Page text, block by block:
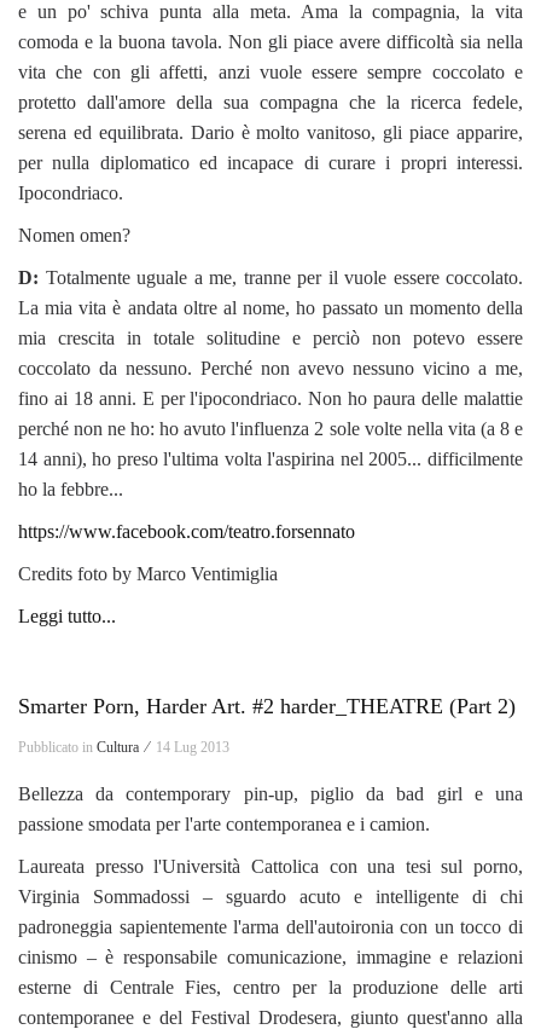
e un po' schiva punta alla meta. Ama la compagnia, la vita
comoda e la buona tavola. Non gli piace avere difficoltà sia nella
vita che con gli affetti, anzi vuole essere sempre coccolato e
protetto dall'amore della sua compagna che la ricerca fedele,
serena ed equilibrata. Dario è molto vanitoso, gli piace apparire,
per nulla diplomatico ed incapace di curare i propri interessi.
Ipocondriaco.
Nomen omen?
D: Totalmente uguale a me, tranne per il vuole essere coccolato.
La mia vita è andata oltre al nome, ho passato un momento della
mia crescita in totale solitudine e perciò non potevo essere
coccolato da nessuno. Perché non avevo nessuno vicino a me,
fino ai 18 anni. E per l'ipocondriaco. Non ho paura delle malattie
perché non ne ho: ho avuto l'influenza 2 sole volte nella vita (a 8 e
14 anni), ho preso l'ultima volta l'aspirina nel 2005... difficilmente
ho la febbre...
https://www.facebook.com/teatro.forsennato
Credits foto by Marco Ventimiglia
Leggi tutto...
Smarter Porn, Harder Art. #2 harder_THEATRE (Part 2)
Pubblicato in Cultura ⁄ 14 Lug 2013
Bellezza da contemporary pin-up, piglio da bad girl e una
passione smodata per l'arte contemporanea e i camion.
Laureata presso l'Università Cattolica con una tesi sul porno,
Virginia Sommadossi – sguardo acuto e intelligente di chi
padroneggia sapientemente l'arma dell'autoironia con un tocco di
cinismo – è responsabile comunicazione, immagine e relazioni
esterne di Centrale Fies, centro per la produzione delle arti
contemporanee e del Festival Drodesera, giunto quest'anno alla